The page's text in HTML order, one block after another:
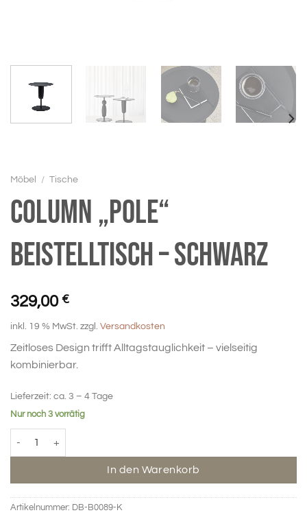
Möbel / Tische
Column „Pole“
Beistelltisch – schwarz
329,00 €
inkl. 19 % MwSt. zzgl. Versandkosten
Zeitloses Design trifft Alltagstauglichkeit – vielseitig
kombinierbar.
Lieferzeit: ca. 3 – 4 Tage
Nur noch 3 vorrätig
In den Warenkorb
Artikelnummer: DB-B0089-K